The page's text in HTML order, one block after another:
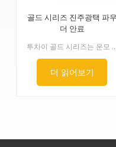
골드 시리즈 진주광택 파우
더 안료
투차이 골드 시리즈는 운모 표면에 이산화티타늄과 산화제이철을 코팅하여 다양한 색상의 황금빛 광택을 구현합니다. 이산화티타늄과 산화제이철의 코팅 비율을 정밀하게 조절하여 다양한 색상의 황금빛 광택을 구현할 수 있습니다. 무독성, 무미이며, 고온 내성, 내산성, 내알칼리성, 내광성, 비전도성이 우수합니다. 가혹한 조건에서 기존 구리 분말의 변색 문제를 해결하여 완벽한 금빛 색상을 구현합니다.
더 읽어보기